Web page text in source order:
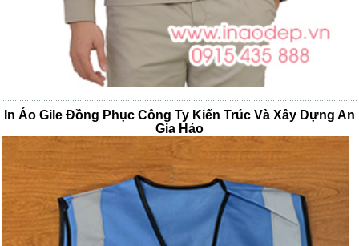
In Áo Gile Đồng Phục Công Ty Kiến Trúc Và Xây Dựng An
Gia Hảo